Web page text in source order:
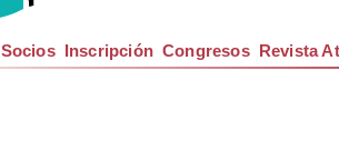
Socios Inscripción Congresos Revista